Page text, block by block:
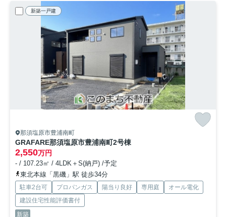
新築一戸建
那須塩原市豊浦南町
GRAFARE那須塩原市豊浦南町2号棟
2,550万円
- / 107.23㎡ / 4LDK＋S(納戸) /予定
東北本線「黒磯」駅 徒歩34分
駐車2台可 プロパンガス 陽当り良好 専用庭
オール電化
建設住宅性能評価書付
新築